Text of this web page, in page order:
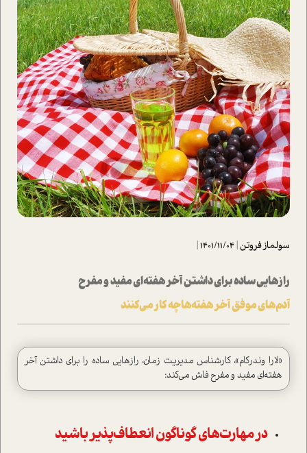
سولماز فروتن|
1401/11/04
|
رازهايي ساده‌ براي داشتن آخر هفته‌اي مفید و مفرح
آدم‌های موفق آخر هفته‌ها چه کار می‌کنند
«لارا وندرکام»، کارشناس مدیریت زمان، رازهايي ساده‌ را براي داشتن آخر
هفته‌اي مفید و مفرح فاش می‌كند:
در مهارت‌های گوناگون انعطاف‌پذیر باشید